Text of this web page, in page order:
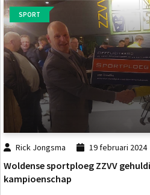
SPORT
Rick Jongsma 19 februari 2024
Woldense sportploeg ZZVV
kampioenschap